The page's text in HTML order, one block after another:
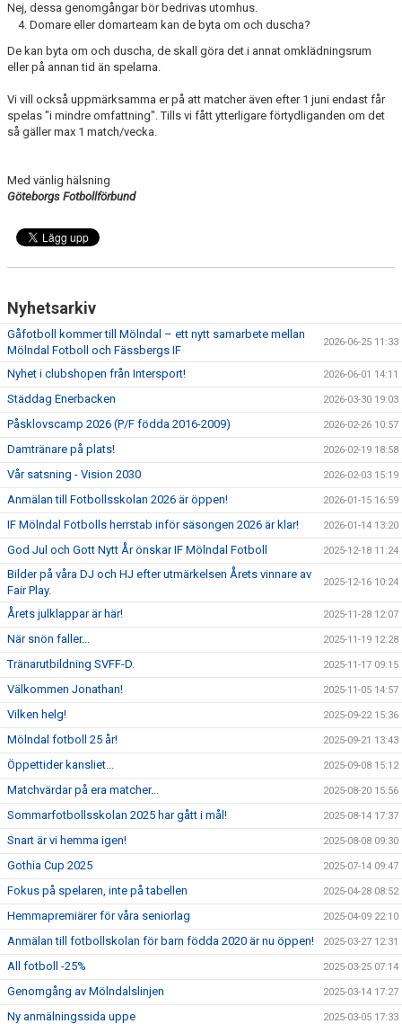
Nej, dessa genomgångar bör bedrivas utomhus.
Domare eller domarteam kan de byta om och duscha?
De kan byta om och duscha, de skall göra det i annat omklädningsrum
eller på annan tid än spelarna.
Vi vill också uppmärksamma er på att matcher även efter 1 juni endast får
spelas "i mindre omfattning". Tills vi fått ytterligare förtydliganden om det
så gäller max 1 match/vecka.
Med vänlig hälsning
Göteborgs Fotbollförbund
Nyhetsarkiv
Gåfotboll kommer till Mölndal – ett nytt samarbete mellan
Mölndal Fotboll och Fässbergs IF
2026-06-25 11:33
Nyhet i clubshopen från Intersport! 2026-06-01 14:11
Städdag Enerbacken 2026-03-30 19:03
Påsklovscamp 2026 (P/F födda 2016-2009) 2026-02-26 10:57
Damtränare på plats! 2026-02-19 18:58
Vår satsning - Vision 2030 2026-02-03 15:19
Anmälan till Fotbollsskolan 2026 är öppen! 2026-01-15 16:59
IF Mölndal Fotbolls herrstab inför säsongen 2026 är klar! 2026-01-14 13:20
God Jul och Gott Nytt År önskar IF Mölndal Fotboll 2025-12-18 11:24
Bilder på våra DJ och HJ efter utmärkelsen Årets vinnare av
Fair Play.
2025-12-16 10:24
Årets julklappar är här! 2025-11-28 12:07
När snön faller... 2025-11-19 12:28
Tränarutbildning SVFF-D. 2025-11-17 09:15
Välkommen Jonathan! 2025-11-05 14:57
Vilken helg! 2025-09-22 15:36
Mölndal fotboll 25 år! 2025-09-21 13:43
Öppettider kansliet... 2025-09-08 15:12
Matchvärdar på era matcher... 2025-08-20 15:56
Sommarfotbollsskolan 2025 har gått i mål! 2025-08-14 17:37
Snart är vi hemma igen! 2025-08-08 09:30
Gothia Cup 2025 2025-07-14 09:47
Fokus på spelaren, inte på tabellen 2025-04-28 08:52
Hemmapremiärer för våra seniorlag 2025-04-09 22:10
Anmälan till fotbollskolan för barn födda 2020 är nu öppen! 2025-03-27 12:31
All fotboll -25% 2025-03-25 07:14
Genomgång av Mölndalslinjen 2025-03-14 17:27
Ny anmälningssida uppe 2025-03-05 17:33